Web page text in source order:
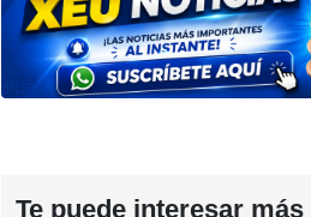
Te puede interesar